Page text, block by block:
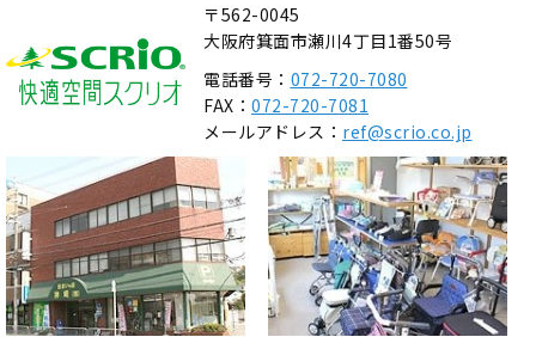
〒562-0045
大阪府箕面市瀬川4丁目1番50号
電話番号： 072-720-7080
FAX： 072-720-7081
メールアドレス： ref@scrio.co.jp